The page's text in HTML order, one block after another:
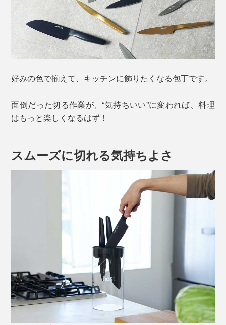
好みの色で揃えて、キッチンに飾りたくなる包丁です。
面倒だった切る作業が、“気持ちいい”に変われば、料理
はもっと楽しくなるはず！
スムーズに切れる気持ちよさ